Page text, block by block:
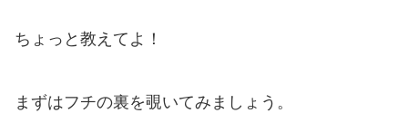
ちょっと教えてよ！
まずはフチの裏を覗いてみましょう。